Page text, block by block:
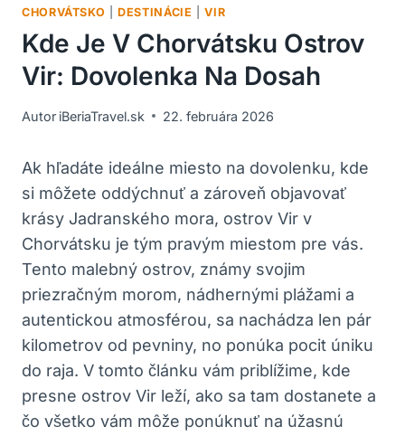
CHORVÁTSKO |DESTINÁCIE |VIR
Kde Je V Chorvátsku Ostrov
Vir: Dovolenka Na Dosah
Autor iBeriaTravel.sk 22. februára 2026
Ak hľadáte ideálne miesto na dovolenku, kde
si môžete oddýchnuť a zároveň objavovať
krásy Jadranského mora, ostrov Vir v
Chorvátsku je tým pravým miestom pre vás.
Tento malebný ostrov, známy svojim
priezračným morom, nádhernými plážami a
autentickou atmosférou, sa nachádza len pár
kilometrov od pevniny, no ponúka pocit úniku
do raja. V tomto článku vám priblížime, kde
presne ostrov Vir leží, ako sa tam dostanete a
čo všetko vám môže ponúknuť na úžasnú